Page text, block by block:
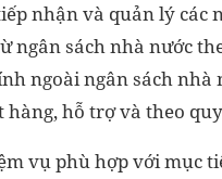
nhận và quản lý
ngân sách nhà nước
ngoài ngân sách
hỗ trợ và theo
vụ phù hợp với mục